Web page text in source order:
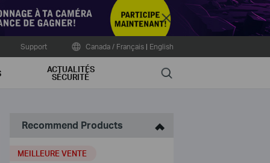
Close
Support Canada / Français | English
ACTUALITÉS
SÉCURITÉ Search
Recommend Products
MEILLEURE VENTE